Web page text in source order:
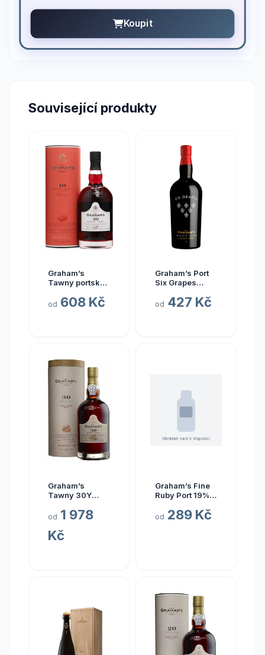
Koupit
Související produkty
Graham’s
Tawny portské
(holá láhev)
od 608 Kč
Graham’s Port
Six Grapes
0,75 l (holá
od 427 Kč
Graham’s
Tawny 30Y
(tuba)
od 1 978
Kč
Graham’s Fine
Ruby Port 19%
láhev)
od 289 Kč